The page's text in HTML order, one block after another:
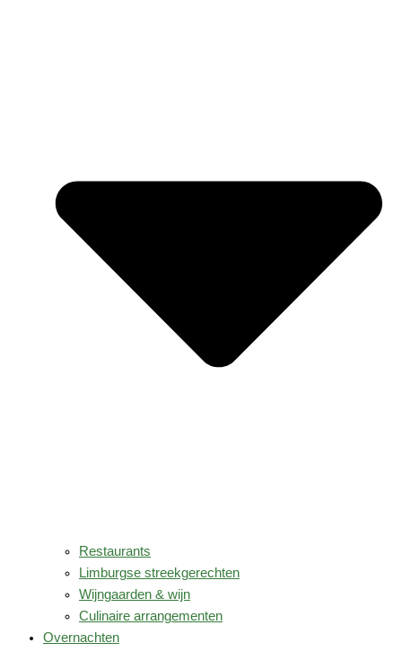
Restaurants
Limburgse streekgerechten
Wijngaarden & wijn
Culinaire arrangementen
Overnachten